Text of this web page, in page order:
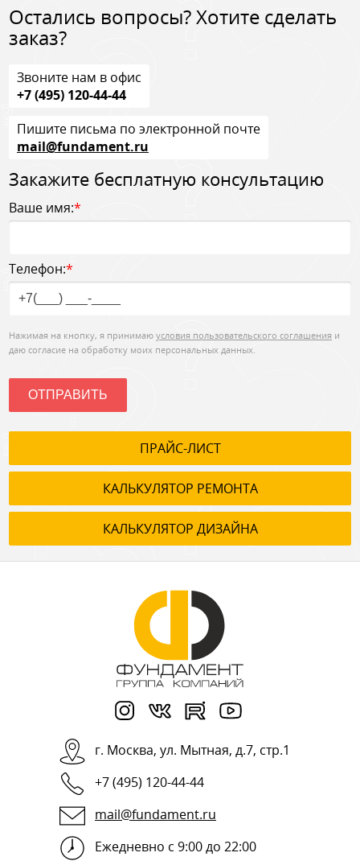
Остались вопросы? Хотите сделать
заказ?
Звоните нам в офис
+7 (495) 120-44-44
Пишите письма по электронной почте
mail@fundament.ru
Закажите бесплатную консультацию
Ваше имя:*
Телефон:*
Нажимая на кнопку, я принимаю условия пользовательского соглашения и
даю согласие на обработку моих персональных данных.
ОТПРАВИТЬ
ПРАЙС-ЛИСТ
КАЛЬКУЛЯТОР РЕМОНТА
КАЛЬКУЛЯТОР ДИЗАЙНА
г. Москва, ул. Мытная, д.7, стр.1
+7 (495) 120-44-44
mail@fundament.ru
Ежедневно с 9:00 до 22:00